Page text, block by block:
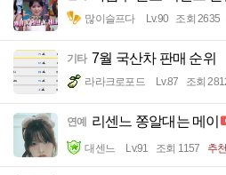
많이슬프다 Lv.90 조회 2635
기타 7월 국산차 판매 순위
라라크로포드 Lv.87 조회
연예 리센느 쫑알대는 메이
대센느 Lv.91 조회 1157 추